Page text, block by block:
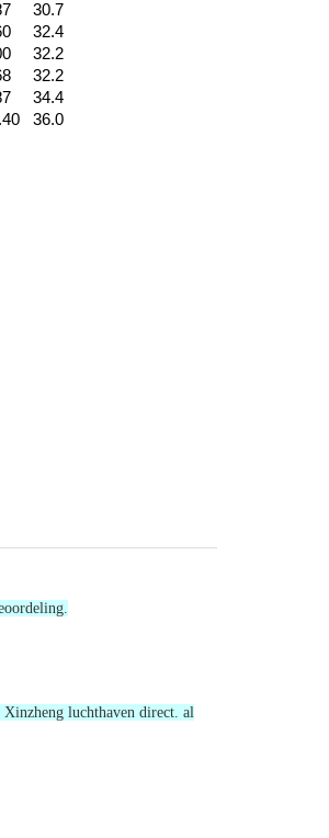
30.7
32.4
32.2
32.2
34.4
36.0
luchthaven direct. al